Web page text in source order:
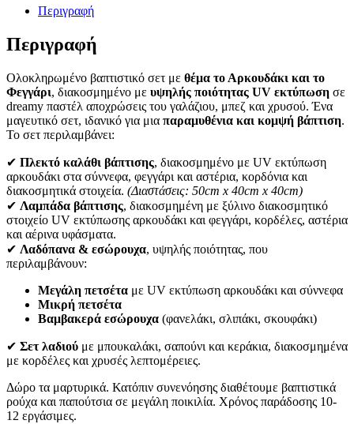
Περιγραφή
Περιγραφή
Ολοκληρωμένο βαπτιστικό σετ με θέμα το Αρκουδάκι και το
Φεγγάρι, διακοσμημένο με υψηλής ποιότητας UV εκτύπωση σε
dreamy παστέλ αποχρώσεις του γαλάζιου, μπεζ και χρυσού. Ένα
μαγευτικό σετ, ιδανικό για μια παραμυθένια και κομψή βάπτιση.
Το σετ περιλαμβάνει:
✔ Πλεκτό καλάθι βάπτισης, διακοσμημένο με UV εκτύπωση
αρκουδάκι στα σύννεφα, φεγγάρι και αστέρια, κορδόνια και
διακοσμητικά στοιχεία. (Διαστάσεις: 50cm x 40cm x 40cm)
✔ Λαμπάδα βάπτισης, διακοσμημένη με ξύλινο διακοσμητικό
στοιχείο UV εκτύπωσης αρκουδάκι και φεγγάρι, κορδέλες, αστέρια
και αέρινα υφάσματα.
✔ Λαδόπανα & εσώρουχα, υψηλής ποιότητας, που
περιλαμβάνουν:
Μεγάλη πετσέτα με UV εκτύπωση αρκουδάκι και σύννεφα
Μικρή πετσέτα
Βαμβακερά εσώρουχα (φανελάκι, σλιπάκι, σκουφάκι)
✔ Σετ λαδιού με μπουκαλάκι, σαπούνι και κεράκια, διακοσμημένα
με κορδέλες και χρυσές λεπτομέρειες.
Δώρο τα μαρτυρικά. Κατόπιν συνενόησης διαθέτουμε βαπτιστικά
ρούχα και παπούτσια σε μεγάλη ποικιλία. Χρόνος παράδοσης 10-
12 εργάσιμες.